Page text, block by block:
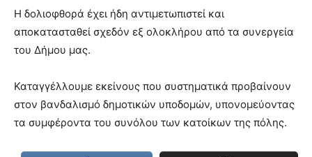
hd
porn
Η δολιοφθορά έχει ήδη αντιμετωπιστεί και
αποκατασταθεί σχεδόν εξ ολοκλήρου από τα συνεργεία
του Δήμου μας.
Καταγγέλλουμε εκείνους που συστηματικά προβαίνουν
στον βανδαλισμό δημοτικών υποδομών, υπονομεύοντας
τα συμφέροντα του συνόλου των κατοίκων της πόλης.